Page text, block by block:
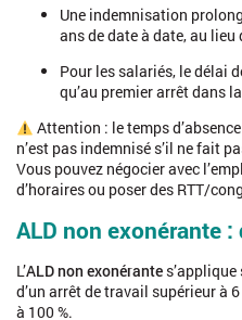
Une indemnisation
ans de date à date, au
Pour les salariés, le délai
qu’au premier arrêt dans
Attention : le temps
n’est pas indemnisé s’il ne fait
Vous pouvez négocier avec
d’horaires ou poser des RTT/
ALD non exonérante
L’ALD non exonérante
d’un arrêt de travail supérieur à
à 100 %.